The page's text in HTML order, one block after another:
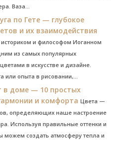
Ваза...
по Гете — глубокое
и их взаимодействия
историком и философом Иоганном
из самых популярных
в искусстве и дизайне.
или опыта в рисовании,...
в доме — 10 простых
и комфорта Цвета —
определяющих наше настроение
Используя правильные оттенки и
можем создать атмосферу тепла и